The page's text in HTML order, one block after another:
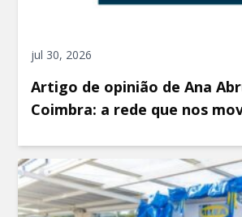
jul 30, 2026
Artigo de opinião de Ana
Coimbra: a rede que nos